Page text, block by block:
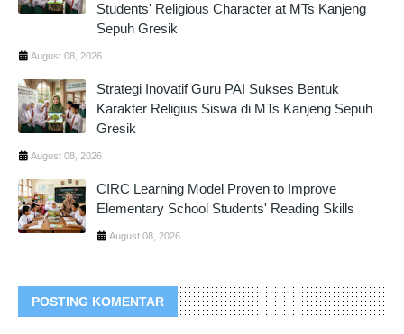
Students' Religious Character at MTs Kanjeng
Sepuh Gresik
August 08, 2026
Strategi Inovatif Guru PAI Sukses Bentuk
Karakter Religius Siswa di MTs Kanjeng Sepuh
Gresik
August 08, 2026
CIRC Learning Model Proven to Improve
Elementary School Students' Reading Skills
August 08, 2026
POSTING KOMENTAR